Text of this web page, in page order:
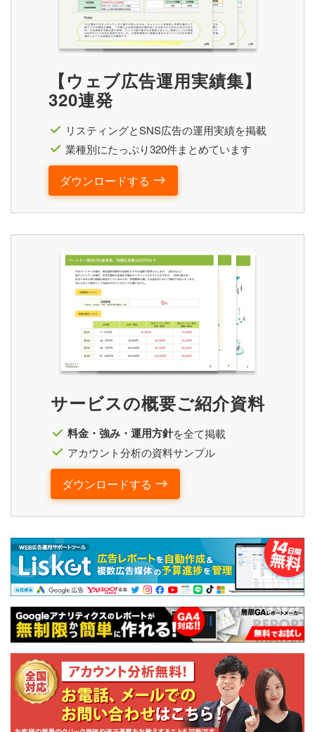
【ウェブ広告運用実績集】
320連発
リスティングとSNS広告の運用実績を掲載
業種別にたっぷり320件まとめています
ダウンロードする
サービスの概要ご紹介資料
料金・強み・運用方針を全て掲載
アカウント分析の資料サンプル
ダウンロードする